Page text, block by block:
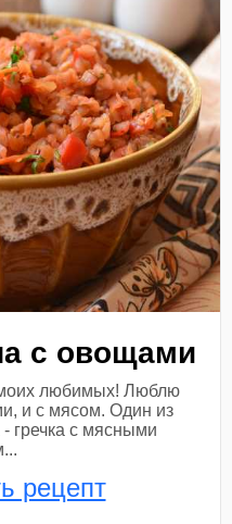
с овощами
моих любимых! Люблю
и с мясом. Один из
гречка с мясными
рецепт